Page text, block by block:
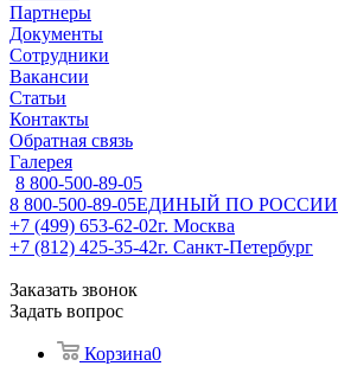
Партнеры
Документы
Сотрудники
Вакансии
Статьи
Контакты
Обратная связь
Галерея
8 800-500-89-05
8 800-500-89-05ЕДИНЫЙ ПО РОССИИ
+7 (499) 653-62-02г. Москва
+7 (812) 425-35-42г. Санкт-Петербург
Заказать звонок
Задать вопрос
Корзина0